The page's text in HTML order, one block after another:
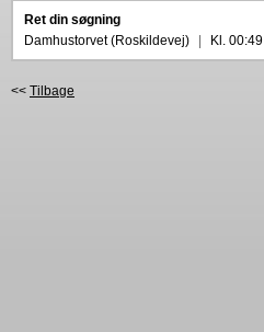
Ret din søgning
Damhustorvet (Roskildevej)
Kl. 00:49
<< Tilbage